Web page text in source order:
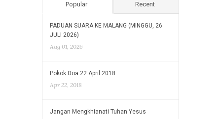
Popular Recent
PADUAN SUARA KE MALANG (MINGGU, 26
JULI 2026)
Aug 01, 2026
Pokok Doa 22 April 2018
Apr 22, 2018
Jangan Mengkhianati Tuhan Yesus